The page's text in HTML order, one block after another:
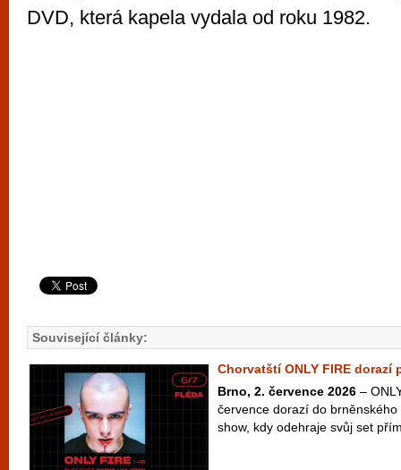
DVD, která kapela vydala od roku 1982.
Související články:
Chorvatští ONLY FIRE dorazí
Brno, 2. července 2026 –
července dorazí do
show, kdy odehraje svůj set